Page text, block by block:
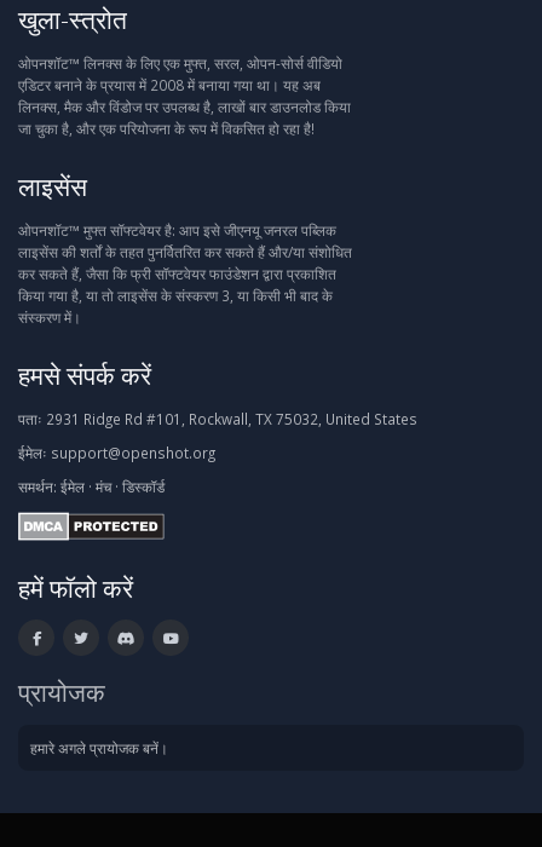
खुला-स्त्रोत
ओपनशॉट™ लिनक्स के लिए एक मुफ्त, सरल, ओपन-सोर्स वीडियो
एडिटर बनाने के प्रयास में 2008 में बनाया गया था। यह अब
लिनक्स, मैक और विंडोज पर उपलब्ध है, लाखों बार डाउनलोड किया
जा चुका है, और एक परियोजना के रूप में विकसित हो रहा है!
लाइसेंस
ओपनशॉट™ मुफ्त सॉफ्टवेयर है: आप इसे जीएनयू जनरल पब्लिक
लाइसेंस की शर्तों के तहत पुनर्वितरित कर सकते हैं और/या संशोधित
कर सकते हैं, जैसा कि फ्री सॉफ्टवेयर फाउंडेशन द्वारा प्रकाशित
किया गया है, या तो लाइसेंस के संस्करण 3, या किसी भी बाद के
संस्करण में।
हमसे संपर्क करें
पताः 2931 Ridge Rd #101, Rockwall, TX 75032, United States
ईमेलः support@openshot.org
समर्थन: ईमेल · मंच· डिस्कॉर्ड
हमें फॉलो करें
प्रायोजक
हमारे अगले प्रायोजक बनें।